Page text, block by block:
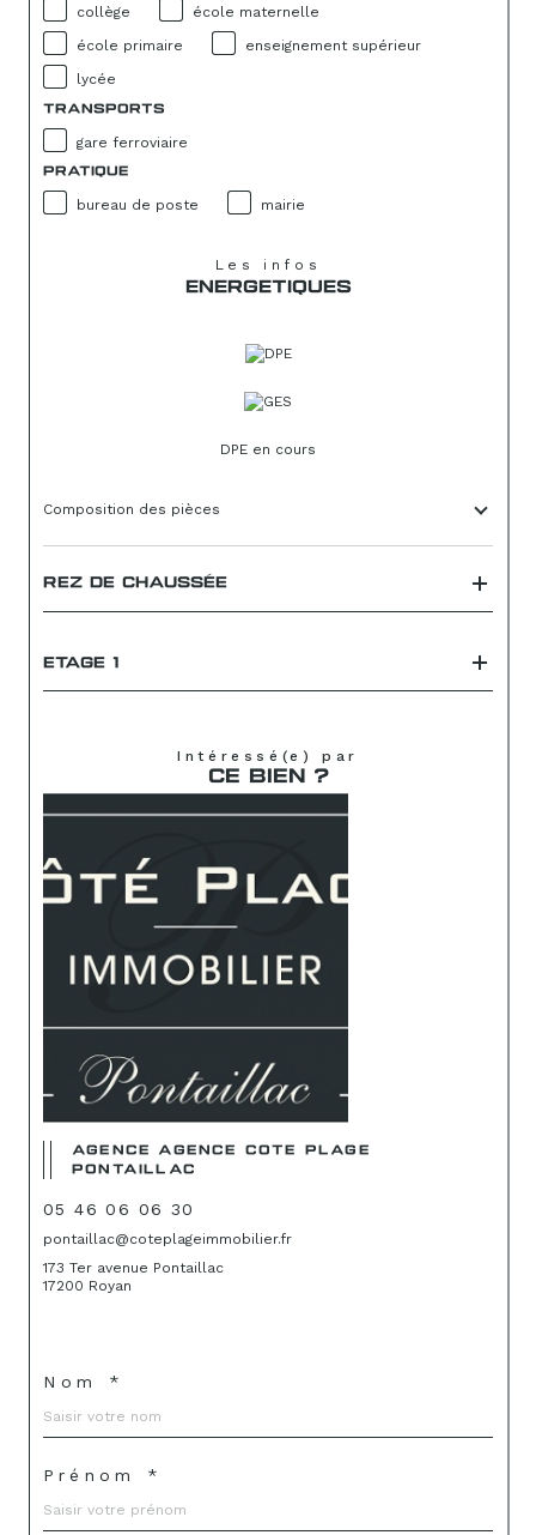
collège école maternelle
école primaire enseignement supérieur
lycée
TRANSPORTS
gare ferroviaire
PRATIQUE
bureau de poste mairie
Les infos
ENERGETIQUES
DPE en cours
Composition des pièces
REZ DE CHAUSSÉE
ETAGE 1
Intéressé(e) par
CE BIEN ?
AGENCE AGENCE COTE PLAGE
PONTAILLAC
05 46 06 06 30
pontaillac@coteplageimmobilier.fr
173 Ter avenue Pontaillac
17200 Royan
Nom *
Prénom *